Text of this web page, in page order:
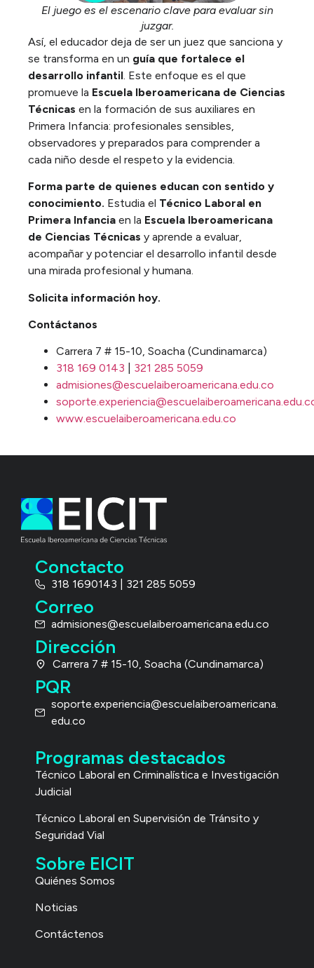
El juego es el escenario clave para evaluar sin
juzgar.
Así, el educador deja de ser un juez que sanciona y
se transforma en un guía que fortalece el
desarrollo infantil. Este enfoque es el que
promueve la Escuela Iberoamericana de Ciencias
Técnicas en la formación de sus auxiliares en
Primera Infancia: profesionales sensibles,
observadores y preparados para comprender a
cada niño desde el respeto y la evidencia.
Forma parte de quienes educan con sentido y
conocimiento. Estudia el Técnico Laboral en
Primera Infancia en la Escuela Iberoamericana
de Ciencias Técnicas y aprende a evaluar,
acompañar y potenciar el desarrollo infantil desde
una mirada profesional y humana.
Solicita información hoy.
Contáctanos
Carrera 7 # 15-10, Soacha (Cundinamarca)
318 169 0143
321 285 5059
admisiones@escuelaiberoamericana.edu.co
www.escuelaiberoamericana.edu.co
Conctacto
318 1690143 | 321 285 5059
Correo
admisiones@escuelaiberoamericana.edu.co
Dirección
Carrera 7 # 15-10, Soacha (Cundinamarca)
PQR
soporte.experiencia@escuelaiberoamericana.
edu.co
Programas destacados
Técnico Laboral en Criminalística e Investigación
Judicial
Técnico Laboral en Supervisión de Tránsito y
Seguridad Vial
Sobre EICIT
Quiénes Somos
Noticias
Contáctenos